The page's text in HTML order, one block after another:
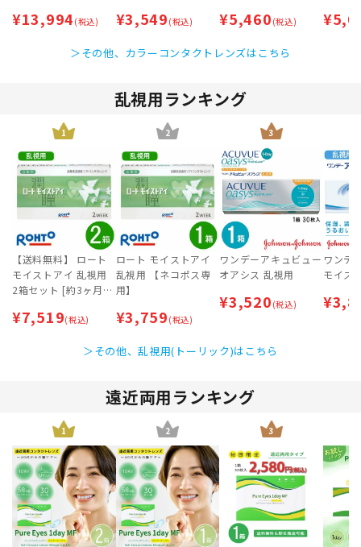
ビュー ディファイン
4箱セット [約2ヶ月
¥13,994 (税込)
短翌日到着 | ディファ
クルレンズ
¥3,549 (税込)
eek) 2箱セット [約3ヶ
用】 | カラコン | 即日
¥5,460 (税込)
箱セッ
¥
＞その他、カラーコンタクトレンズはこちら
乱視用ランキング
1
【送料無料】 ロート
モイストアイ 乱視用
2箱セット [約3ヶ月
¥7,519(税込)
2
ロート モイストアイ
乱視用 【ネコポス専
用】
¥3,759 (税込)
3
ワンデーアキュビュー
オアシス 乱視用
¥3,520 (税込)
ワンデ
モイス
¥
＞その他、乱視用(トーリック)はこちら
遠近両用ランキング
1 2 3